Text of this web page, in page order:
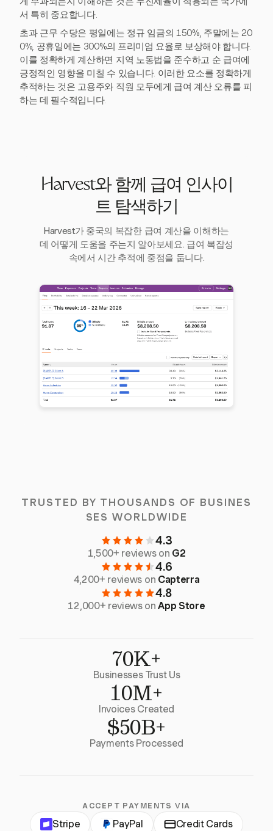
서 특히 중요합니다.
초과 근무 수당은 평일에는 정규 임금의 150%, 주말에는 20
0%, 공휴일에는 300%의 프리미엄 요율로 보상해야 합니다.
이를 정확하게 계산하면 지역 노동법을 준수하고 순 급여에
긍정적인 영향을 미칠 수 있습니다. 이러한 요소를 정확하게
추적하는 것은 고용주와 직원 모두에게 급여 계산 오류를 피
하는 데 필수적입니다.
Harvest와 함께 급여 인사이
트 탐색하기
Harvest가 중국의 복잡한 급여 계산을 이해하는
데 어떻게 도움을 주는지 알아보세요. 급여 복잡성
속에서 시간 추적에 중점을 둡니다.
TRUSTED BY THOUSANDS OF BUSINES
SES WORLDWIDE
4.3
1,500+ reviews on G2
4.6
4,200+ reviews on Capterra
4.8
12,000+ reviews onApp Store
70K+
Businesses Trust Us
10M+
Invoices Created
$50B+
Payments Processed
ACCEPT PAYMENTS VIA
Stripe PayPal Credit Cards